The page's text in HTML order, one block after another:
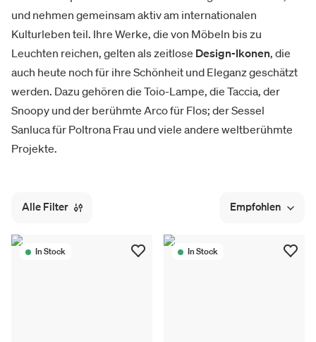
und nehmen gemeinsam aktiv am internationalen
Kulturleben teil. Ihre Werke, die von Möbeln bis zu
Leuchten reichen, gelten als zeitlose Design-Ikonen, die
auch heute noch für ihre Schönheit und Eleganz geschätzt
werden. Dazu gehören die Toio-Lampe, die Taccia, der
Snoopy und der berühmte Arco für Flos; der Sessel
Sanluca für Poltrona Frau und viele andere weltberühmte
Projekte.
Alle Filter Empfohlen
In Stock In Stock